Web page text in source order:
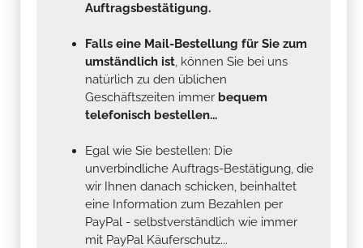
Auftragsbestätigung.
Falls eine Mail-Bestellung für Sie zum
umständlich ist, können Sie bei uns
natürlich zu den üblichen
Geschäftszeiten immer bequem
telefonisch bestellen...
Egal wie Sie bestellen: Die
unverbindliche Auftrags-Bestätigung, die
wir Ihnen danach schicken, beinhaltet
eine Information zum Bezahlen per
PayPal - selbstverständlich wie immer
mit PayPal Käuferschutz...